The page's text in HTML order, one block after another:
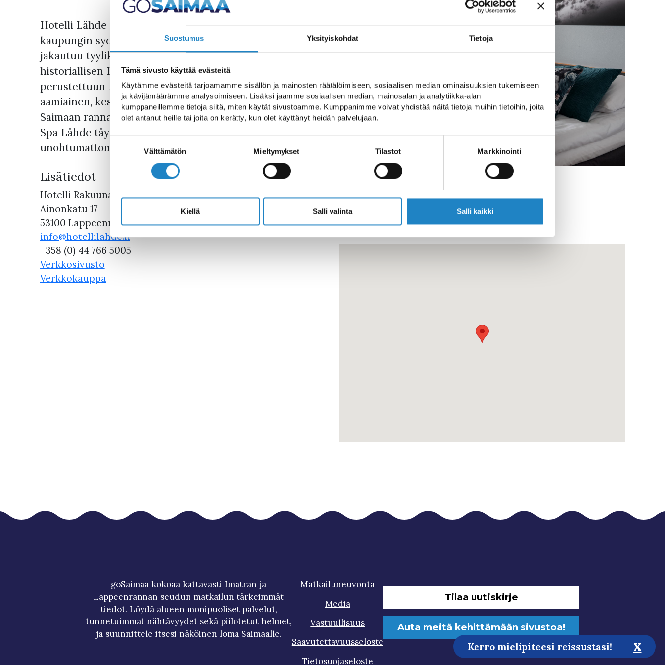
Suostumus Yksityiskohdat Tietoja
Tämä sivusto käyttää evästeitä
Käytämme evästeitä tarjoamamme sisällön ja mainosten räätälöimiseen, sosiaalisen median ominaisuuksien tukemiseen
ja kävijämäärämme analysoimiseen. Lisäksi jaamme sosiaalisen median, mainosalan ja analytiikka-alan
kumppaneillemme tietoja siitä, miten käytät sivustoamme. Kumppanimme voivat yhdistää näitä tietoja muihin tietoihin, joita
olet antanut heille tai joita on kerätty, kun olet käyttänyt heidän palvelujaan.
valinta
Välttämätön Mieltymykset Tilastot Markkinointi
Kiellä Salli valinta Salli kaikki
Hotelli Lähde sijaitsee Lappeenrannan satamassa,
kaupungin sydämessä. Viehättävä hotellikokonaisuus
jakautuu tyylikkääseen Hotelli Lähteeseen sekä
historiallisen Lappeenrannan kylpylän tiloihin
perustettuun Boutique Hotel Lähteeseen. Herkullinen
aamiainen, keskeinen sijainti Lappeenrannassa sinisen
Saimaan rannalla sekä hemmotteluhoitoja tarjoava Day
Spa Lähde täydentävät yöpymisen nautinnolliseksi ja
unohtumattomaksi kokonaisuudeksi.
Lisätiedot
Hotelli Rakuuna
Ainonkatu 17
53100 Lappeenranta
info@hotellilahde.fi
+358 (0) 44 766 5005
Verkkosivusto
Verkkokauppa
goSaimaa kokoaa kattavasti Imatran ja
Lappeenrannan seudun matkailun tärkeimmät
tiedot. Löydä alueen monipuoliset palvelut,
tunnetuimmat nähtävyydet sekä piilotetut helmet,
ja suunnittele itsesi näköinen loma Saimaalle.
Matkailuneuvonta
Media
Vastuullisuus
Saavutettavuusseloste
Tietosuojaseloste
Tilaa uutiskirje
Auta meitä kehittämään sivustoa!
Kerro mielipiteesi reissustasi! x